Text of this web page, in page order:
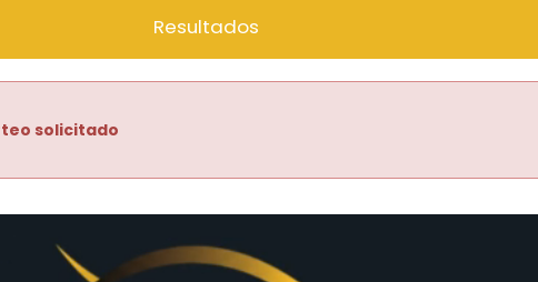
Resultados
solicitado